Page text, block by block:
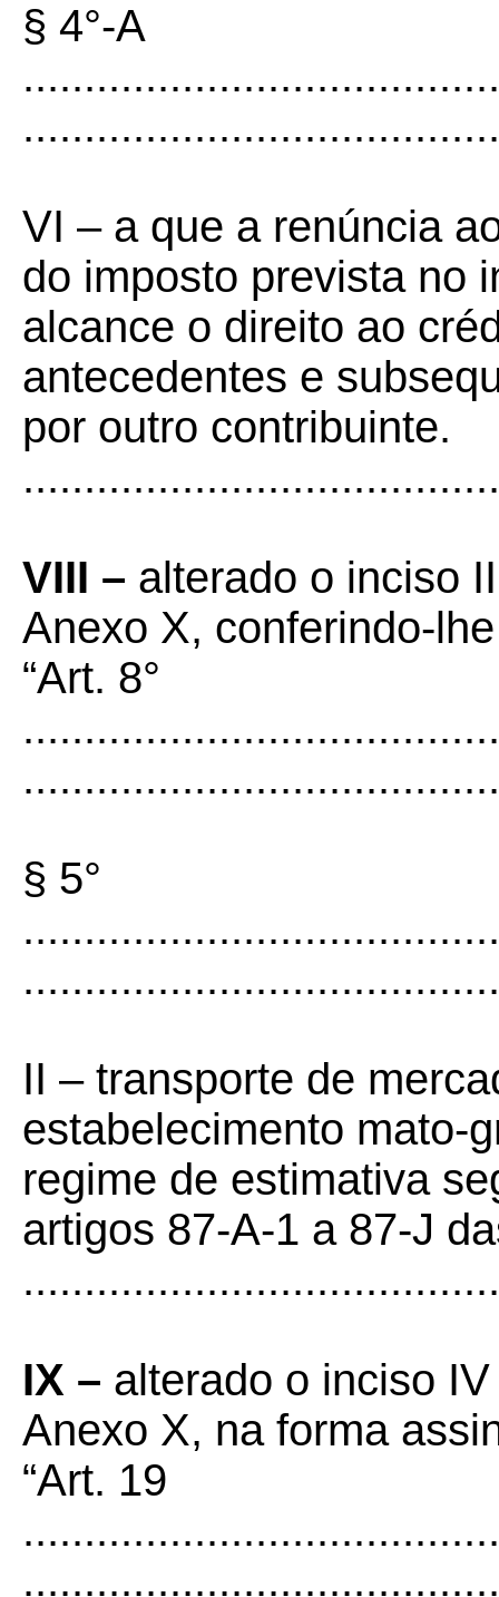
§ 4°-A
VI – a que a renúncia
do imposto prevista no
alcance o direito ao
antecedentes e
por outro contribuinte.
VIII – alterado o inciso
Anexo X, conferindo-
“Art. 8°
§ 5°
II – transporte de
estabelecimento mato-
regime de estimativa
artigos 87-A-1 a 87-J
IX – alterado o inciso
Anexo X, na forma
“Art. 19